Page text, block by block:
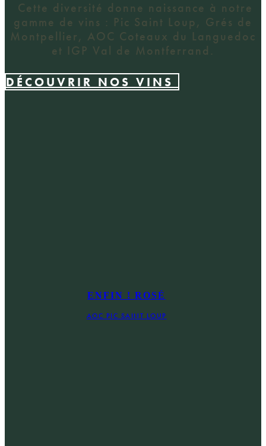
Cette diversité donne naissance à notre
gamme de vins : Pic Saint Loup, Grés de
Montpellier, AOC Coteaux du Languedoc
et IGP Val de Montferrand.
DÉCOUVRIR NOS VINS
ENFIN ! ROSÉ
AOC PIC SAINT LOUP